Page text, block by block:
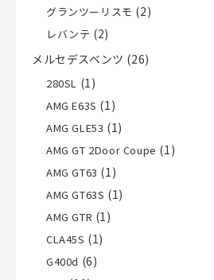
グランツーリスモ (2)
レバンテ (2)
メルセデスベンツ (26)
280SL (1)
AMG E63S (1)
AMG GLE53 (1)
AMG GT 2Door Coupe (1)
AMG GT63 (1)
AMG GT63S (1)
AMG GTR (1)
CLA45S (1)
G400d (6)